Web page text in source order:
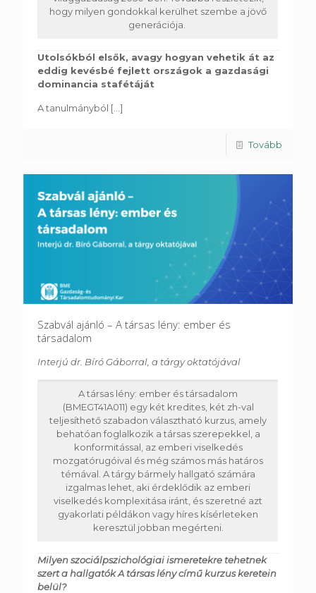
hogy milyen gondokkal kerülhet szembe a jövő
generációja.
Utolsókból elsők, avagy hogyan vehetik át az
eddig kevésbé fejlett országok a gazdasági
dominancia stafétáját
A tanulmányból [...]
Tovább
Szabvál ajánló – A társas lény: ember és
társadalom
Interjú dr. Bíró Gáborral, a tárgy oktatójával
A társas lény: ember és társadalom
(BMEGT41A011) egy két kredites, két zh-val
teljesíthető szabadon választható kurzus, amely
behatóan foglalkozik a társas szerepekkel, a
konformitással, az emberi viselkedés
mozgatórugóival és még számos más határos
témával. A tárgy bármely hallgató számára
izgalmas lehet, aki érdeklődik az emberi
viselkedés komplexitása iránt, és szeretné azt
gyakorlati példákon vagy híres kísérleteken
keresztül jobban megérteni.
Milyen szociálpszichológiai ismeretekre tehetnek
szert a hallgatók A társas lény című kurzus keretein
belül?